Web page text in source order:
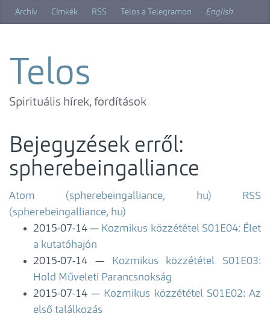
Archív Címkék RSS Telos a Telegramon English
Telos
Spirituális hírek, fordítások
Bejegyzések erről:
spherebeingalliance
Atom (spherebeingalliance, hu)
RSS
(spherebeingalliance, hu)
2015-07-14
Kozmikus közzététel S01E04: Élet
a kutatóhajón
2015-07-14
Kozmikus közzététel S01E03:
Hold Műveleti Parancsnokság
2015-07-14
Kozmikus közzététel S01E02: Az
első találkozás